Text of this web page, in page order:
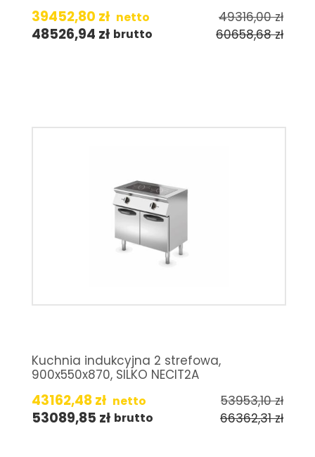
39452,80 zł netto 49316,00zł
48526,94 zł brutto 60658,68zł
Kuchnia indukcyjna 2 strefowa,
900x550x870, SILKO NECIT2A
43162,48zł netto 53953,10zł
53089,85 zł brutto 66362,31zł